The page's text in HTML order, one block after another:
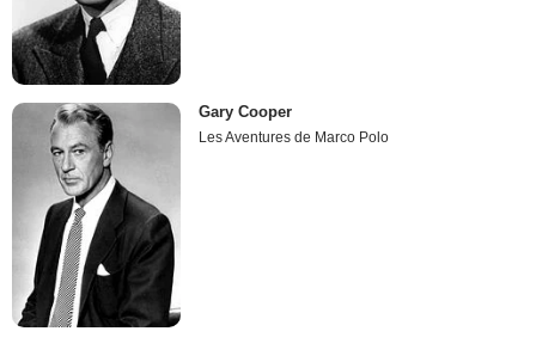
Gary Cooper
Les Aventures de Marco Polo